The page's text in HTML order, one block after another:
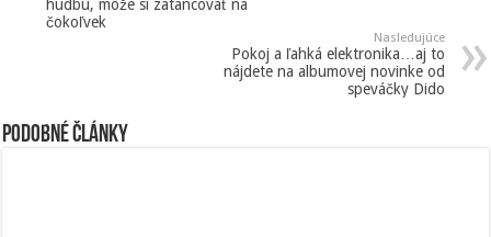
hudbu, môže si zatancovať na
čokoľvek
Nasledujúce
Pokoj a ľahká elektronika…aj to
nájdete na albumovej novinke od
speváčky Dido
Podobné články